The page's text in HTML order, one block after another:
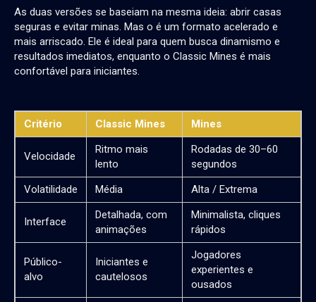
As duas versões se baseiam na mesma ideia: abrir casas
seguras e evitar minas. Mas o é um formato acelerado e
mais arriscado. Ele é ideal para quem busca dinamismo e
resultados imediatos, enquanto o Classic Mines é mais
confortável para iniciantes.
Critério Classic Mines Mines
Velocidade
Ritmo mais
lento
Rodadas de 30–60
segundos
Volatilidade
Média Alta / Extrema
Interface
Detalhada, com
animações
Minimalista, cliques
rápidos
Público-
alvo
Iniciantes e
cautelosos
Jogadores
experientes e
ousados